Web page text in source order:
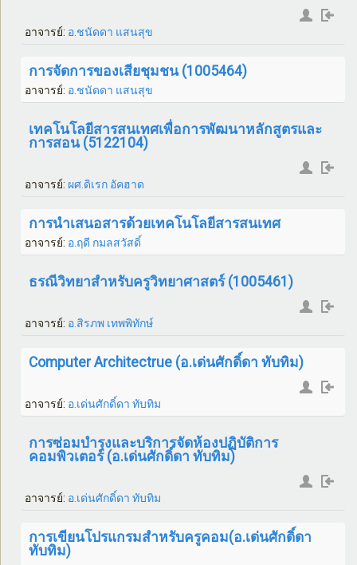
อาจารย์: อ.ชนัดดา แสนสุข
การจัดการของเสียชุมชน (1005464)
อาจารย์: อ.ชนัดดา แสนสุข
เทคโนโลยีสารสนเทศเพื่อการพัฒนาหลักสูตรและ
การสอน (5122104)
อาจารย์: ผศ.ดิเรก อัคฮาด
การนำเสนอสารด้วยเทคโนโลยีสารสนเทศ
อาจารย์: อ.ฤดี กมลสวัสดิ์
ธรณีวิทยาสำหรับครูวิทยาศาสตร์ (1005461)
อาจารย์: อ.สิรภพ เทพพิทักษ์
Computer Architectrue (อ.เด่นศักดิ์ดา ทับทิม)
อาจารย์: อ.เด่นศักดิ์ดา ทับทิม
การซ่อมบำรุงและบริการจัดห้องปฏิบัติการ
คอมพิวเตอร์ (อ.เด่นศักดิ์ดา ทับทิม)
อาจารย์: อ.เด่นศักดิ์ดา ทับทิม
การเขียนโปรแกรมสำหรับครูคอม(อ.เด่นศักดิ์ดา
ทับทิม)